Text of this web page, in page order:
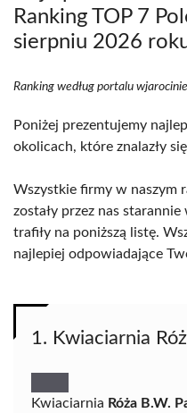
Ranking TOP 7
sierpniu 2026
Ranking według portalu
Poniżej prezentujemy
okolicach, które znalazły
Wszystkie firmy w naszym
zostały przez nas
trafiły na poniższą listę.
najlepiej odpowiadające
1. Kwiaciarnia
Kwiaciarnia Róża B.W.